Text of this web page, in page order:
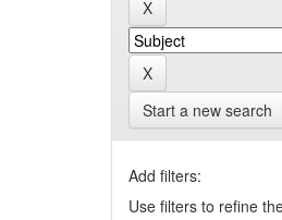
Start a new search
Add filters:
Use filters to refine